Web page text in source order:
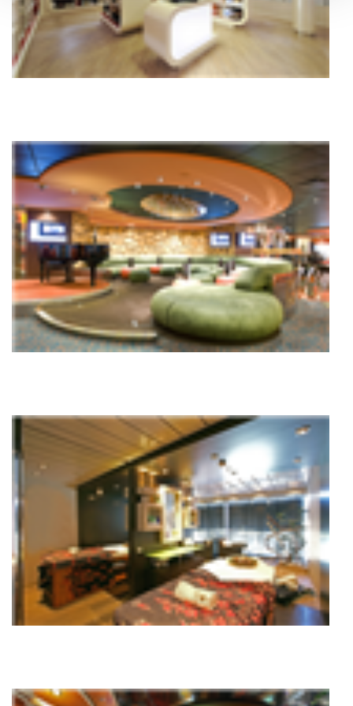
Adicionalmente partilhamos informação, relativa à sua
utilização do nosso site de publicidade e de análise, com
parceiros e organizações na UE e em países terceiros.
consentimento e quando tal se afigure estritamente
necessário no contexto dos serviços a prestar.
Realçamos que o bloqueio de certo tipo de Cookies e
tecnologias similares pode ter impacto na sua
experiência de navegação no Website e nos serviços
disponibilizados.
Consulte a política de cookies do site.